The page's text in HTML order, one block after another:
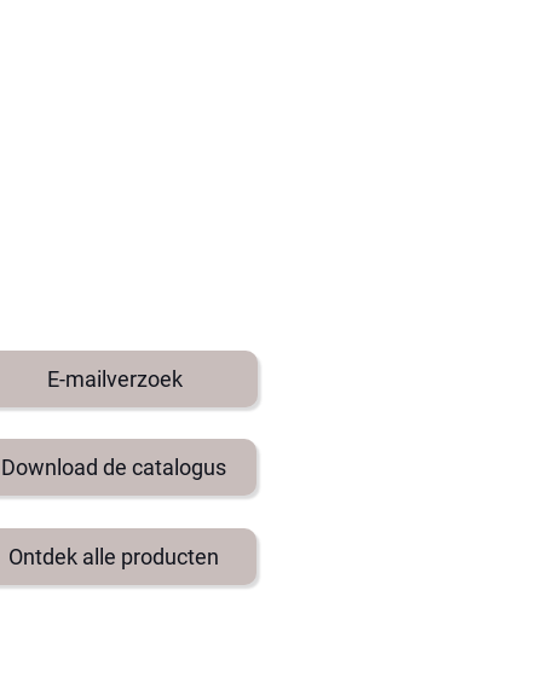
E-mailverzoek
Download de catalogus
Ontdek alle producten